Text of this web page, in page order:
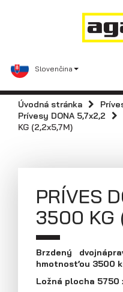
Slovenčina
Novinky a
Predajcovia
Kontakt
Agados
Náhradné diely
Praktické
Navštívte
Dolná 142, 900 01
Tel: +421 33 642
Fax: +421 33 642
E-mail:
Úvodná stránka
Prívesy DONA 5,7x2,2
KG (2,2x5,7M)
PRÍVES
3500 KG
Brzdený
hmotnosťou 3500
Ložná plocha 5750